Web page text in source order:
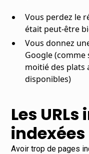
Vous perdez le
était peut-être
Vous donnez
Google (comme
moitié des plats
disponibles)
Les
indexées
Avoir trop de pages